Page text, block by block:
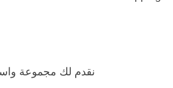
نقدم لك مجموعة